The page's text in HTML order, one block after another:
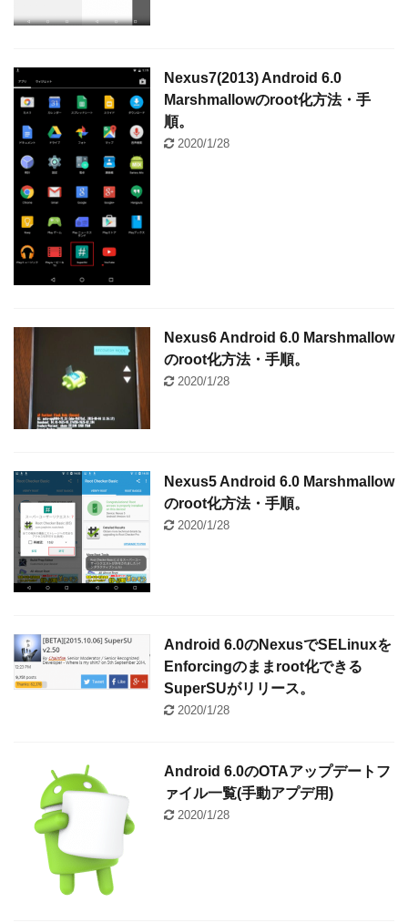
Nexus7(2013) Android 6.0
Marshmallowのroot化方法・手
順。
2020/1/28
Nexus6 Android 6.0 Marshmallow
のroot化方法・手順。
2020/1/28
Nexus5 Android 6.0 Marshmallow
のroot化方法・手順。
2020/1/28
Android 6.0のNexusでSELinuxを
Enforcingのままroot化できる
SuperSUがリリース。
2020/1/28
Android 6.0のOTAアップデートフ
ァイル一覧(手動アプデ用)
2020/1/28